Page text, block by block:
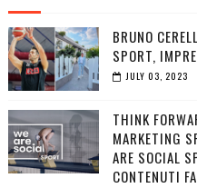
BRUNO
SPORT,
JULY 03, 2023
THINK
MARKETING
ARE SOCIAL
CONTENUTI